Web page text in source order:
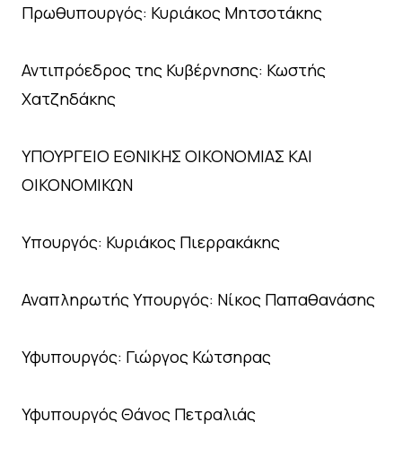
Πρωθυπουργός: Κυριάκος Μητσοτάκης
Αντιπρόεδρος της Κυβέρνησης: Κωστής
Χατζηδάκης
ΥΠΟΥΡΓΕΙΟ ΕΘΝΙΚΗΣ ΟΙΚΟΝΟΜΙΑΣ ΚΑΙ
ΟΙΚΟΝΟΜΙΚΩΝ
Υπουργός: Κυριάκος Πιερρακάκης
Αναπληρωτής Υπουργός: Νίκος Παπαθανάσης
Υφυπουργός: Γιώργος Κώτσηρας
Υφυπουργός Θάνος Πετραλιάς